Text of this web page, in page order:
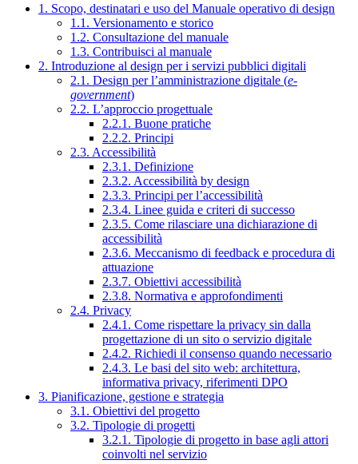
1. Scopo, destinatari e uso del Manuale operativo di design
1.1. Versionamento e storico
1.2. Consultazione del manuale
1.3. Contribuisci al manuale
2. Introduzione al design per i servizi pubblici digitali
2.1. Design per l’amministrazione digitale (e-
government)
2.2. L’approccio progettuale
2.2.1. Buone pratiche
2.2.2. Principi
2.3. Accessibilità
2.3.1. Definizione
2.3.2. Accessibilità by design
2.3.3. Principi per l’accessibilità
2.3.4. Linee guida e criteri di successo
2.3.5. Come rilasciare una dichiarazione di
accessibilità
2.3.6. Meccanismo di feedback e procedura di
attuazione
2.3.7. Obiettivi accessibilità
2.3.8. Normativa e approfondimenti
2.4. Privacy
2.4.1. Come rispettare la privacy sin dalla
progettazione di un sito o servizio digitale
2.4.2. Richiedi il consenso quando necessario
2.4.3. Le basi del sito web: architettura,
informativa privacy, riferimenti DPO
3. Pianificazione, gestione e strategia
3.1. Obiettivi del progetto
3.2. Tipologie di progetti
3.2.1. Tipologie di progetto in base agli attori
coinvolti nel servizio